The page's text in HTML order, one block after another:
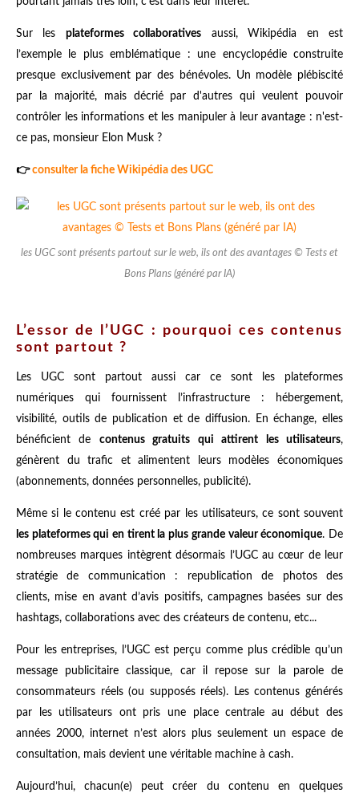
Sur les plateformes collaboratives aussi, Wikipédia en est
l’exemple le plus emblématique : une encyclopédie construite
presque exclusivement par des bénévoles. Un modèle plébiscité
par la majorité, mais décrié par d'autres qui veulent pouvoir
contrôler les informations et les manipuler à leur avantage : n'est-
ce pas, monsieur Elon Musk ?
👉consulter la fiche Wikipédia des UGC
les UGC sont présents partout sur le web, ils ont des avantages © Tests et
Bons Plans (généré par IA)
L’essor de l’UGC : pourquoi ces contenus
sont partout ?
Les UGC sont partout aussi car ce sont les plateformes
numériques qui fournissent l’infrastructure : hébergement,
visibilité, outils de publication et de diffusion. En échange, elles
bénéficient de contenus gratuits qui attirent les utilisateurs,
génèrent du trafic et alimentent leurs modèles économiques
(abonnements, données personnelles, publicité).
Même si le contenu est créé par les utilisateurs, ce sont souvent
les plateformes qui en tirent la plus grande valeur économique. De
nombreuses marques intègrent désormais l’UGC au cœur de leur
stratégie de communication : republication de photos des
clients, mise en avant d’avis positifs, campagnes basées sur des
hashtags, collaborations avec des créateurs de contenu, etc...
Pour les entreprises, l’UGC est perçu comme plus crédible qu’un
message publicitaire classique, car il repose sur la parole de
consommateurs réels (ou supposés réels). Les contenus générés
par les utilisateurs ont pris une place centrale au début des
années 2000, internet n’est alors plus seulement un espace de
consultation, mais devient une véritable machine à cash.
Aujourd’hui, chacun(e) peut créer du contenu en quelques